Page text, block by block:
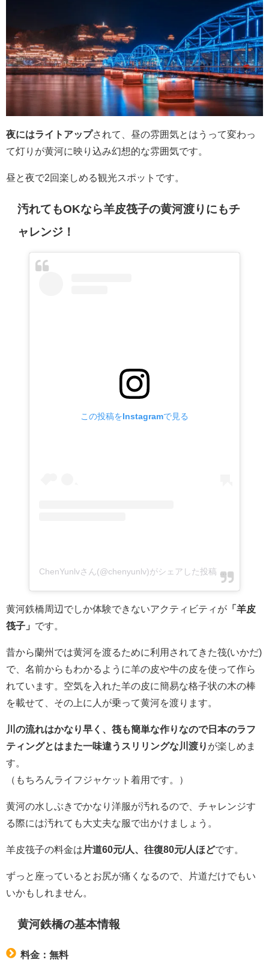
夜にはライトアップされて、昼の雰囲気とはうって変わっ
て灯りが黄河に映り込み幻想的な雰囲気です。
昼と夜で2回楽しめる観光スポットです。
汚れてもOKなら羊皮筏子の黄河渡りにもチ
ャレンジ！
この投稿をInstagramで見る
ChenYunlvさん(@chenyunlv)がシェアした投稿 2017年 6
黄河鉄橋周辺でしか体験できないアクティビティが 「羊皮
筏子」 です。
昔から蘭州では黄河を渡るために利用されてきた筏(いかだ)
で、名前からもわかるように羊の皮や牛の皮を使って作ら
れています。空気を入れた羊の皮に簡易な格子状の木の棒
を載せて、その上に人が乗って黄河を渡ります。
川の流れはかなり早く、筏も簡単な作りなので日本のラフ
ティングとはまた一味違うスリリングな川渡り が楽しめま
す。
（もちろんライフジャケット着用です。）
黄河の水しぶきでかなり洋服が汚れるので、チャレンジす
る際には汚れても大丈夫な服で出かけましょう。
羊皮筏子の料金は 片道60元/人、往復80元/人ほどです。
ずっと座っているとお尻が痛くなるので、片道だけでもい
いかもしれません。
黄河鉄橋の基本情報
料金：無料